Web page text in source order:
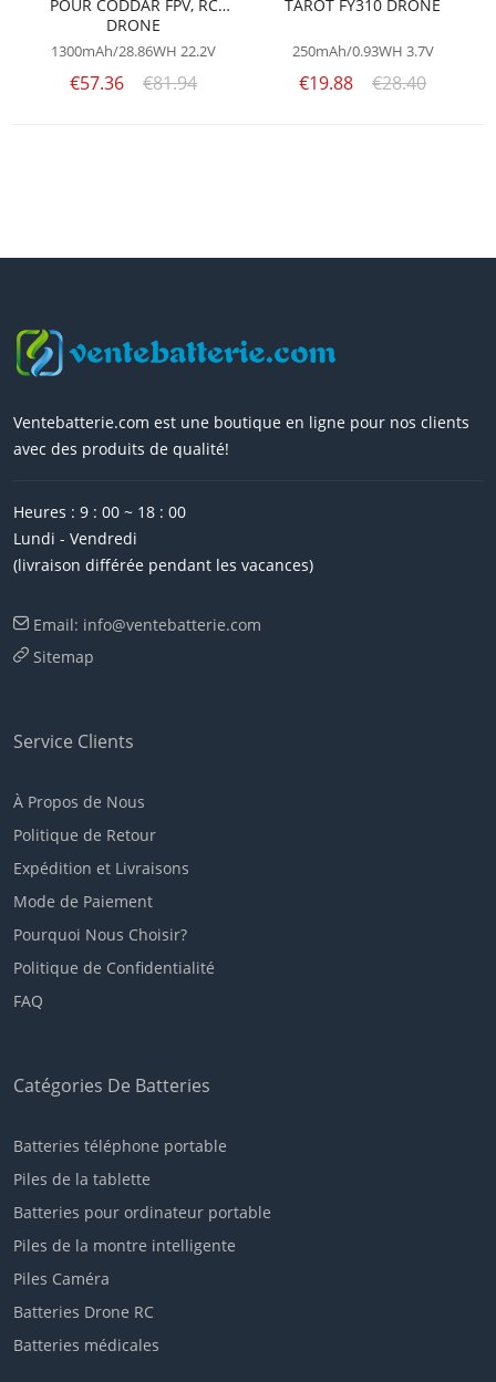
POUR CODDAR FPV, RC
DRONE
1300mAh/28.86WH 22.2V
€57.36 €81.94
TAROT FY310 DRONE
250mAh/0.93WH 3.7V
€19.88 €28.40
Ventebatterie.com est une boutique en ligne pour nos clients
avec des produits de qualité!
Heures : 9 : 00 ~ 18 : 00
Lundi - Vendredi
(livraison différée pendant les vacances)
Email: info@ventebatterie.com
Sitemap
Service Clients
À Propos de Nous
Politique de Retour
Expédition et Livraisons
Mode de Paiement
Pourquoi Nous Choisir?
Politique de Confidentialité
FAQ
Catégories De Batteries
Batteries téléphone portable
Piles de la tablette
Batteries pour ordinateur portable
Piles de la montre intelligente
Piles Caméra
Batteries Drone RC
Batteries médicales